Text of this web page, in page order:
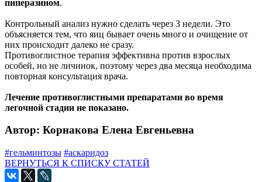
пиперазином.
Контрольный анализ нужно сделать через 3 недели. Это
объясняется тем, что яиц бывает очень много и очищение от
них происходит далеко не сразу.
Противоглистное терапия эффективна против взрослых
особей, но не личинок, поэтому через два месяца необходима
повторная консультация врача.
Лечение противоглистными препаратами во время
легочной стадии не показано.
Автор: Корнакова Елена Евгеньевна
#гельминтозы #аскаридоз
ВЕРНУТЬСЯ К СПИСКУ СТАТЕЙ